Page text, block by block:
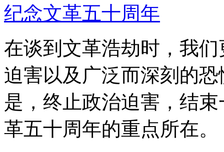
纪念文革五十周年
在谈到文革浩劫时，我
迫害以及广泛而深刻的
是，终止政治迫害，结
革五十周年的重点所在。